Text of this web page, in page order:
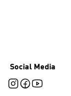
Social Media